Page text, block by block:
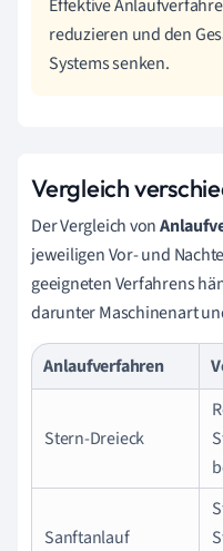
Effektive
reduzieren und den
Systems senken.
Vergleich
Der Vergleich von
jeweiligen Vor- und
geeigneten Verfahrens
darunter Maschinenart
Anlaufverfahren
Stern-Dreieck
Sanftanlauf